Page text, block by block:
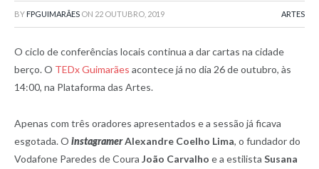
BY FPGUIMARÃES ON 22 OUTUBRO, 2019 ARTES
O ciclo de conferências locais continua a dar cartas na cidade
berço. O TEDx Guimarães acontece já no dia 26 de outubro, às
14:00, na Plataforma das Artes.
Apenas com três oradores apresentados e a sessão já ficava
esgotada. O instagramerAlexandre Coelho Lima, o fundador do
Vodafone Paredes de Coura João Carvalho e a estilista Susana